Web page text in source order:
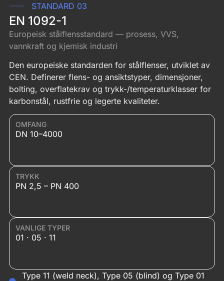
STANDARD 03
EN 1092-1
Europeisk stålflensstandard — prosess, VVS,
vannkraft og kjemisk industri
Den europeiske standarden for stålflenser, utviklet av
CEN. Definerer flens- og ansiktstyper, dimensjoner,
bolting, overflatekrav og trykk-/temperaturklasser for
karbonstål, rustfrie og legerte kvaliteter.
OMFANG
DN 10–4000
TRYKK
PN 2,5 – PN 400
VANLIGE TYPER
01 · 05 · 11
Type 11 (weld neck), Type 05 (blind) og Type 01
Last opp filer
Drag & Drop Files,Choose Files to Upload
Send inn